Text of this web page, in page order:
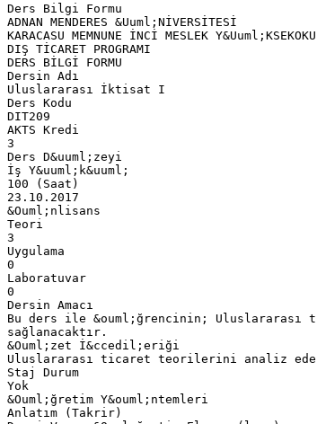
Ders Bilgi Formu
ADNAN MENDERES &Uuml;NİVERSİTESİ
KARACASU MEMNUNE İNCİ MESLEK
DIŞ TİCARET PROGRAMI
DERS BİLGİ FORMU
Dersin Adı
Uluslararası İktisat I
Ders Kodu
DIT209
AKTS Kredi
3
Ders D&uuml;zeyi
İş Y&uuml;k&uuml;
100 (Saat)
23.10.2017
&Ouml;nlisans
Teori
3
Uygulama
0
Laboratuvar
0
Dersin Amacı
Bu ders ile &ouml;ğrencinin;
sağlanacaktır.
&Ouml;zet İ&ccedil;eriği
Uluslararası ticaret teorilerini analiz
Staj Durum
Yok
&Ouml;ğretim Y&ouml;ntemleri
Anlatım (Takrir)